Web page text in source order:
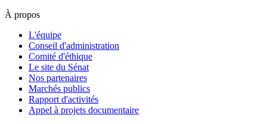
À propos
L'équipe
Conseil d'administration
Comité d'éthique
Le site du Sénat
Nos partenaires
Marchés publics
Rapport d'activités
Appel à projets documentaire